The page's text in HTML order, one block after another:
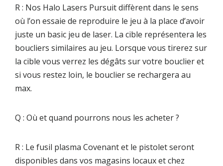
R : Nos Halo Lasers Pursuit diffèrent dans le sens
où l’on essaie de reproduire le jeu à la place d’avoir
juste un basic jeu de laser. La cible représentera les
boucliers similaires au jeu. Lorsque vous tirerez sur
la cible vous verrez les dégâts sur votre bouclier et
si vous restez loin, le bouclier se rechargera au
max.
Q : Où et quand pourrons nous les acheter ?
R : Le fusil plasma Covenant et le pistolet seront
disponibles dans vos magasins locaux et chez